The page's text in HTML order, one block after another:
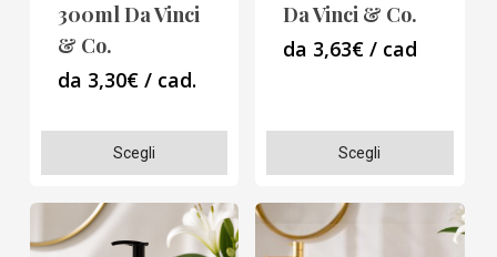
pagina
del
prodotto
pagina
del
Scegli
prodotto
ha
più
300ml Da Vinci
& Co.
da 3,30€ / cad.
Scegli
prodotto
ha
più
Da Vinci & Co.
da 3,63€ / cad